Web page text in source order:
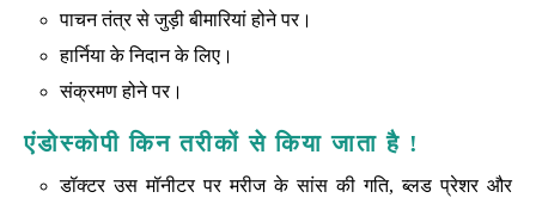
पाचन तंत्र से जुड़ी बीमारियां होने पर।
हार्निया के निदान के लिए।
संक्रमण होने पर।
एंडोस्कोपी किन तरीकों से किया जाता है !
डॉक्टर उस मॉनीटर पर मरीज के सांस की गति, ब्लड प्रेशर और